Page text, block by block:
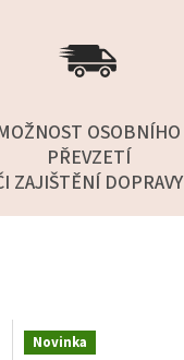
OSOBNÍHO
PŘEVZETÍ
ZAJIŠTĚNÍ DOPRAVY
Novinka